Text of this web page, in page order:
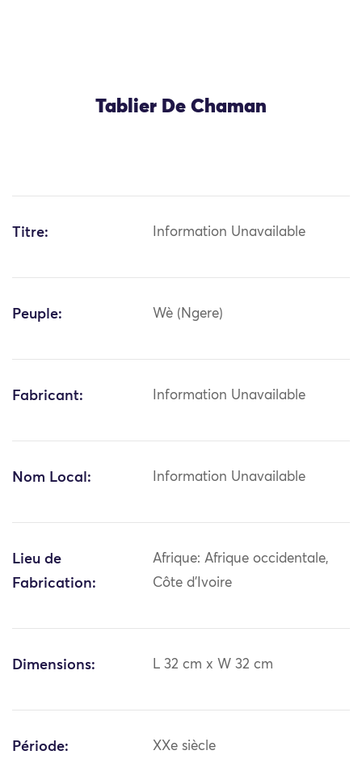
Tablier De Chaman
Titre: Information Unavailable
Peuple: Wè (Ngere)
Fabricant: Information Unavailable
Nom Local: Information Unavailable
Lieu de
Fabrication:
Afrique: Afrique occidentale,
Côte d'Ivoire
Dimensions: L 32 cm x W 32 cm
Période: XXe siècle